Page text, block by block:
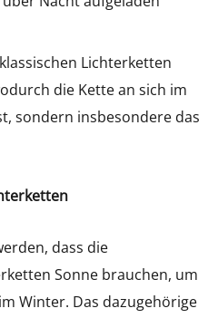
Lichterketten
die Kette an sich im
sondern insbesondere das
dass die
Sonne brauchen, um
Winter. Das dazugehörige